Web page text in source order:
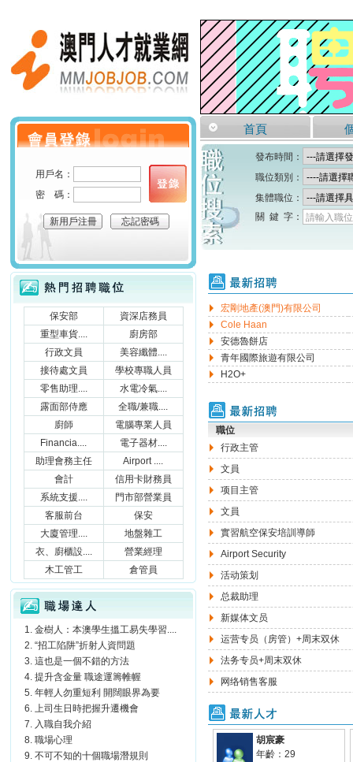
首頁
發布時間：
職位類別：
集體職位：
關 鍵 字：
請輸入職
推薦公司
宏剛地產(澳門)有限公司
Cole Haan
安德魯餅店
青年國際旅遊有限公司
H2O+
最新招聘
職位
行政主管
文員
项目主管
文員
實習航空保安培訓導師
Airport Security
活动策划
总裁助理
新媒体文员
运营专员（房管）+周末双休
法务专员+周末双休
网络销售客服
最新人才
胡宸豪
年齡：29
個人會員登錄
用戶名：
密 碼：
新用戶注冊 忘記密碼
熱門招聘職位
保安部
資深店務員
重型車貨....
廚房部
行政文員
美容纖體....
接待處文員
學校專職人員
零售助理....
水電冷氣....
露面部侍應
全職/兼職....
廚師
電腦專業人員
Financia....
電子器材....
助理會務主任
Airport ....
會計
信用卡財務員
系統支援....
門市部營業員
客服前台
保安
大廈管理....
地盤雜工
衣、廚櫃設....
營業經理
木工管工
倉管員
職場達人
金樹人：本澳學生搵工易失學習....
“招工陷阱”折射人資問題
這也是一個不錯的方法
提升含金量 職途運籌帷幄
年輕人勿重短利 開闊眼界為要
上司生日時把握升遷機會
入職自我介紹
職場心理
不可不知的十個職場潛規則